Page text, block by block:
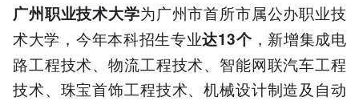
广州职业技术大学为广州市首所市属公办职业技
术大学，今年本科招生专业达13个，新增集成电
路工程技术、物流工程技术、智能网联汽车工程
技术、珠宝首饰工程技术、机械设计制造及自动